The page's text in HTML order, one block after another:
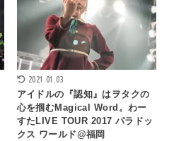
2021.01.03
アイドルの『認知』はヲタクの
心を掴むMagical Word。わー
すたLIVE TOUR 2017 パラドッ
クス ワールド@福岡